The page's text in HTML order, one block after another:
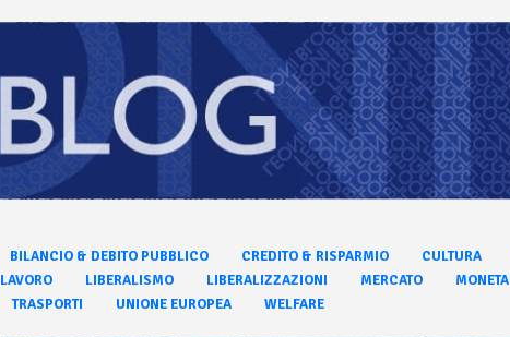
BILANCIO & DEBITO PUBBLICO CREDITO & RISPARMIO CULTURA
LAVORO LIBERALISMO LIBERALIZZAZIONI MERCATO MONETA
TRASPORTI UNIONE EUROPEA WELFARE